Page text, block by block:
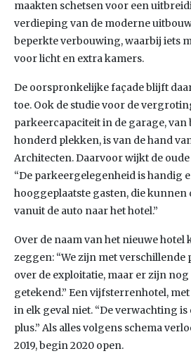
maakten schetsen voor een
verdieping van de moderne
beperkte verbouwing, waarbij iets
voor licht en extra kamers.
De oorspronkelijke façade blijft
toe. Ook de studie voor de
parkeercapaciteit in de garage,
honderd plekken, is van de hand
Architecten. Daarvoor wijkt de
“De parkeergelegenheid is handig
hooggeplaatste gasten, die
vanuit de auto naar het hotel.”
Over de naam van het nieuwe hotel
zeggen: “We zijn met
over de exploitatie, maar er zijn
getekend.” Een vijfsterrenhotel,
in elk geval niet. “De verwachting
plus.” Als alles volgens schema
2019, begin 2020 open.